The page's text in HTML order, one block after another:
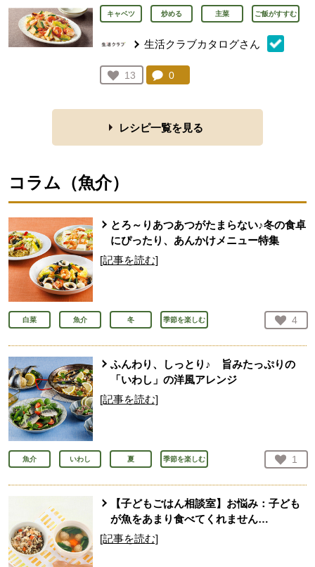
キャベツ 炒める 主菜 ご飯がすすむ
生活クラブカタログさん
お気に入り登録：
13
人が登録
コメント：
0
レシピ一覧を見る
コラム（魚介）
とろ～りあつあつがたまらない♪冬の食卓
にぴったり、あんかけメニュー特集
[記事を読む]
白菜 魚介 冬 季節を楽しむ お気
4
人
ふんわり、しっとり♪ 旨みたっぷりの
「いわし」の洋風アレンジ
[記事を読む]
魚介 いわし 夏 季節を楽しむ お気
1
人
【子どもごはん相談室】お悩み：子ども
が魚をあまり食べてくれません…
[記事を読む]